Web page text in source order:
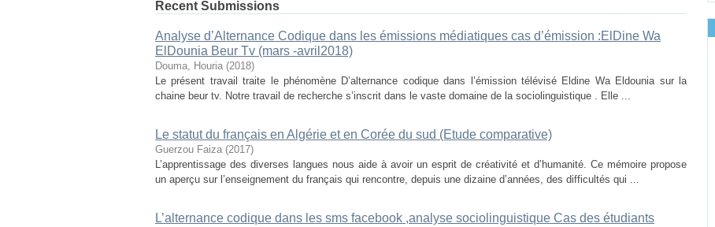
Recent Submissions
Analyse d’Alternance Codique dans les émissions médiatiques cas d’émission :ElDine Wa
ElDounia Beur Tv (mars -avril2018)
Douma, Houria (2018)
Le présent travail traite le phénomène D’alternance codique dans l’émission télévisé Eldine Wa Eldounia sur la
chaine beur tv. Notre travail de recherche s’inscrit dans le vaste domaine de la sociolinguistique . Elle ...
Le statut du français en Algérie et en Corée du sud (Etude comparative)
Guerzou Faiza (2017)
L’apprentissage des diverses langues nous aide à avoir un esprit de créativité et d’humanité. Ce mémoire propose
un aperçu sur l’enseignement du français qui rencontre, depuis une dizaine d’années, des difficultés qui ...
L’alternance codique dans les sms facebook ,analyse sociolinguistique Cas des étudiants